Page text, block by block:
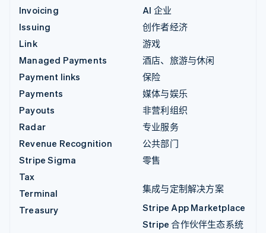
Invoicing
Issuing
Link
Managed Payments
Payment links
Payments
Payouts
Radar
Revenue Recognition
Stripe Sigma
Tax
Terminal
Treasury
AI 企业
创作者经济
游戏
酒店、旅游与休闲
保险
媒体与娱乐
非营利组织
专业服务
公共部门
零售
集成与定制解决方案
Stripe App Marketplace
Stripe 合作伙伴生态系统